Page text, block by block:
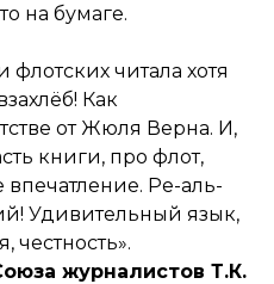
на бумаге.
читала хотя
Как
от Жюля Верна. И,
книги, про флот,
Ре-аль-
Удивительный язык,
честность».
журналистов Т.К.